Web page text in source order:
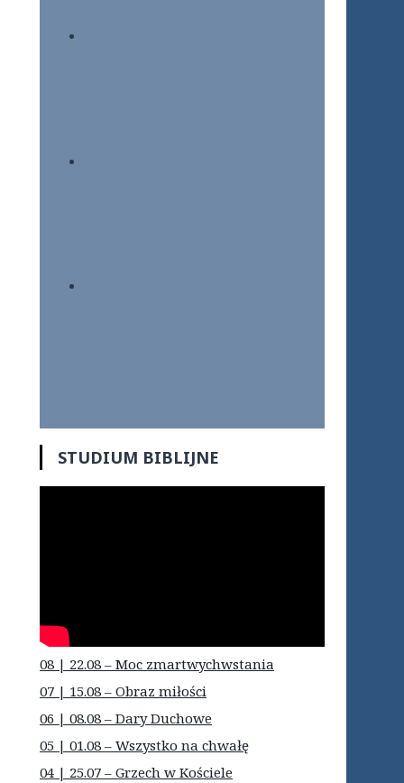
STUDIUM BIBLIJNE
08 | 22.08 – Moc zmartwychwstania
07 | 15.08 – Obraz miłości
06 | 08.08 – Dary Duchowe
05 | 01.08 – Wszystko na chwałę
04 | 25.07 – Grzech w Kościele